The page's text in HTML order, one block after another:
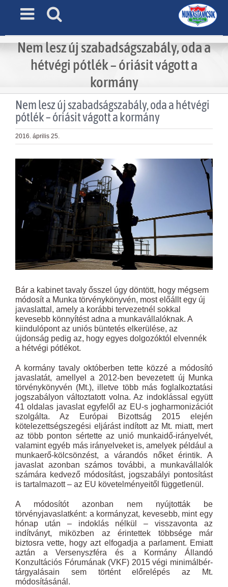
Nem lesz új szabadságszabály, oda a
hétvégi pótlék – óriásit vágott a
kormány
Nem lesz új szabadságszabály, oda a hétvégi
pótlék – óriásit vágott a kormány
2016. április 25.
View
Image
Bár a kabinet tavaly ősszel úgy döntött, hogy mégsem
módosít a Munka törvénykönyvén, most előállt egy új
javaslattal, amely a korábbi tervezetnél sokkal
kevesebb könnyítést adna a munkavállalóknak. A
kiindulópont az uniós büntetés elkerülése, az
újdonság pedig az, hogy egyes dolgozóktól elvennék
a hétvégi pótlékot.
A kormány tavaly októberben tette közzé a módosító
javaslatát, amellyel a 2012-ben bevezetett új Munka
törvénykönyvén (Mt.), illetve több más foglalkoztatási
jogszabályon változtatott volna. Az indoklással együtt
41 oldalas javaslat egyfelől az EU-s jogharmonizációt
szolgálta. Az Európai Bizottság 2015 elején
kötelezettségszegési eljárást indított az Mt. miatt, mert
az több ponton sértette az unió munkaidő-irányelvét,
valamint egyéb más irányelveket is, amelyek például a
munkaerő-kölcsönzést, a várandós nőket érintik. A
javaslat azonban számos további, a munkavállalók
számára kedvező módosítást, jogszabályi pontosítást
is tartalmazott – az EU követelményeitől függetlenül.
A módosítót azonban nem nyújtották be
törvényjavaslatként: a kormányzat, kevesebb, mint egy
hónap után – indoklás nélkül – visszavonta az
indítványt, miközben az érintettek többsége már
biztosra vette, hogy azt elfogadja a parlament. Emiatt
aztán a Versenyszféra és a Kormány Állandó
Konzultációs Fórumának (VKF) 2015 végi minimálbér-
tárgyalásain sem történt előrelépés az Mt.
módosításánál.